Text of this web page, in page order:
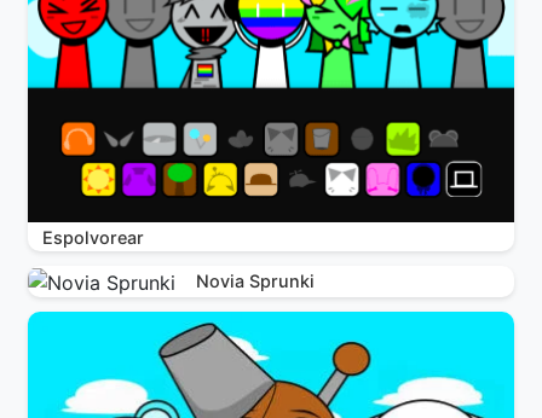
Espolvorear
Novia Sprunki